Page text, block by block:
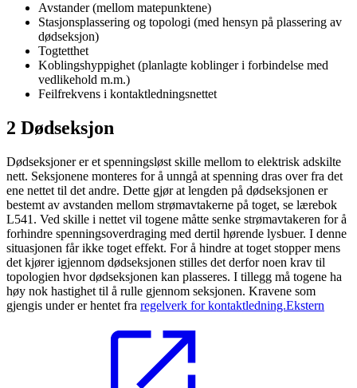
Avstander (mellom matepunktene)
Stasjonsplassering og topologi (med hensyn på plassering av
dødseksjon)
Togtetthet
Koblingshyppighet (planlagte koblinger i forbindelse med
vedlikehold m.m.)
Feilfrekvens i kontaktledningsnettet
2 Dødseksjon
Dødseksjoner er et spenningsløst skille mellom to elektrisk adskilte
nett. Seksjonene monteres for å unngå at spenning dras over fra det
ene nettet til det andre. Dette gjør at lengden på dødseksjonen er
bestemt av avstanden mellom strømavtakerne på toget, se lærebok
L541. Ved skille i nettet vil togene måtte senke strømavtakeren for å
forhindre spenningsoverdraging med dertil hørende lysbuer. I denne
situasjonen får ikke toget effekt. For å hindre at toget stopper mens
det kjører igjennom dødseksjonen stilles det derfor noen krav til
topologien hvor dødseksjonen kan plasseres. I tillegg må togene ha
høy nok hastighet til å rulle gjennom seksjonen. Kravene som
gjengis under er hentet fra regelverk for kontaktledning.Ekstern